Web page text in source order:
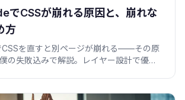
でCSSが崩れる原因と、崩れな
方
を直すと別ページが崩れる——その原
の失敗込みで解説。レイヤー設計で優先